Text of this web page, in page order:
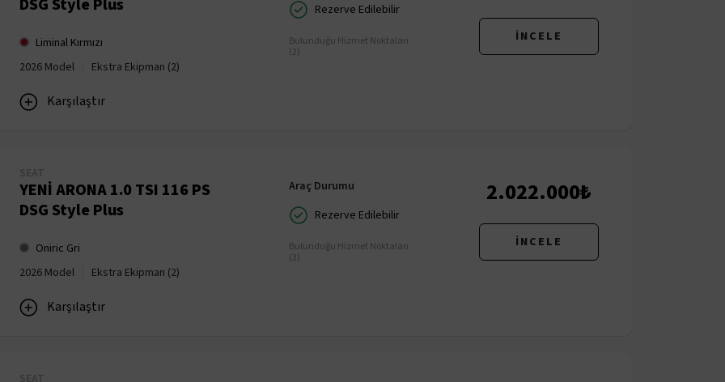
DSG Style Plus
Liminal Kırmızı
2026 Model
Ekstra Ekipman (2)
Karşılaştır
Rezerve Edilebilir
Bulunduğu Hizmet Noktaları
(2)
İNCELE
YENİ ARONA 1.0 TSI 116 PS
DSG Style Plus
Oniric Gri
2026 Model
Ekstra Ekipman (2)
Karşılaştır
Araç Durumu
Rezerve Edilebilir
Bulunduğu Hizmet Noktaları
(3)
2.022.000₺
İNCELE